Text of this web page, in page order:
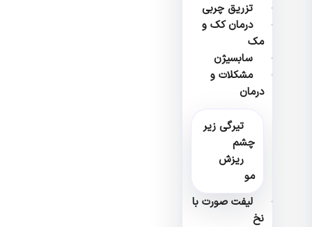
تزریق چربی
درمان کک و
مک
سابسیژن
مشکلات و
درمان
تیرگی زیر
چشم
ریزش
لیفت صورت با